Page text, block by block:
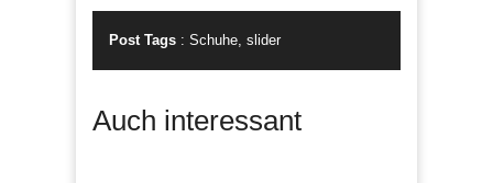
Post Tags : Schuhe slider
Auch interessant